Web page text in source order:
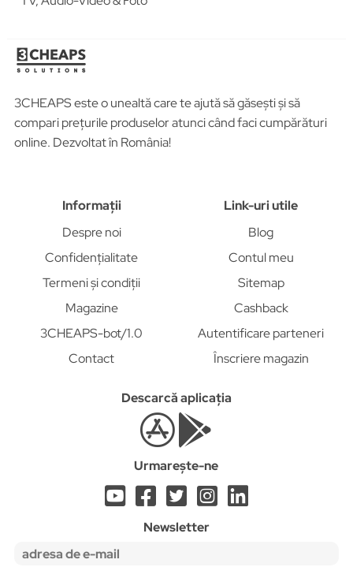
3CHEAPS este o unealtă care te ajută să găsești și să
compari prețurile produselor atunci când faci cumpărături
online. Dezvoltat în România!
Informații
Despre noi
Confidențialitate
Termeni și condiții
Magazine
3CHEAPS-bot/1.0
Contact
Link-uri utile
Blog
Contul meu
Sitemap
Cashback
Autentificare parteneri
Înscriere magazin
Descarcă aplicația
Urmarește-ne
Newsletter